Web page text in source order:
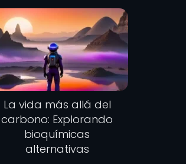
La vida más allá del
carbono: Explorando
bioquímicas
alternativas